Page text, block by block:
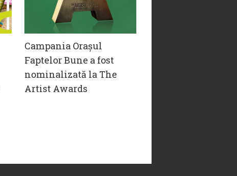
Campania Orașul
Faptelor Bune a fost
nominalizată la The
Artist Awards